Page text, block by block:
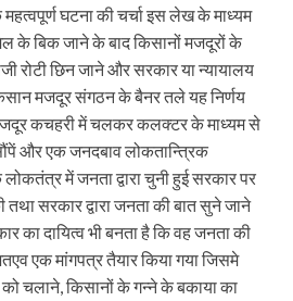
घटना की चर्चा इस लेख के माध्यम
के बिक जाने के बाद किसानों मजदूरों के
रोटी छिन जाने और सरकार या न्यायालय
मजदूर संगठन के बैनर तले यह निर्णय
कचहरी में चलकर कलक्टर के माध्यम से
और एक जनदबाव लोकतान्त्रिक
में जनता द्वारा चुनी हुई सरकार पर
सरकार द्वारा जनता की बात सुने जाने
का दायित्व भी बनता है कि वह जनता की
एक मांगपत्र तैयार किया गया जिसमे
चलाने, किसानों के गन्ने के बकाया का